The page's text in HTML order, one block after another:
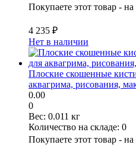
Покупаете этот товар - на
4 235 ₽
Нет в наличии
Плоские скошенные
аквагрима, рисования,
0.00
0
Вес: 0.011 кг
Количество на складе: 0
Покупаете этот товар - на